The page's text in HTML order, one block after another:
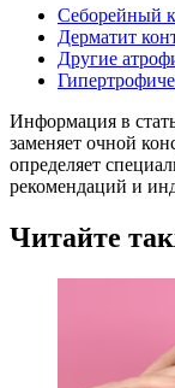
Себорейный
Дерматит
Другие
Информация в
заменяет очной
определяет
рекомендаций и
Читайте